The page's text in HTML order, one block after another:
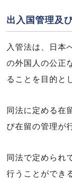
出入国管理及
入管法は、日本
の外国人の公正
ることを目的と
同法に定める在
び在留の管理が
同法で定められ
行うことができ